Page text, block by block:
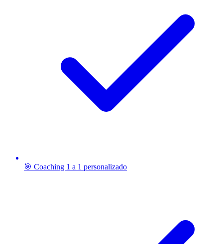
🎯 Coaching 1 a 1 personalizado